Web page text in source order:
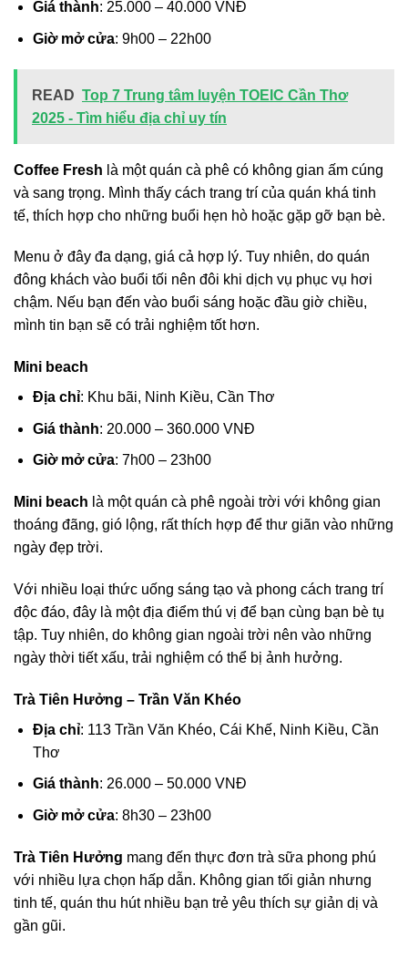
Giá thành: 25.000 – 40.000 VNĐ
Giờ mở cửa: 9h00 – 22h00
READ Top 7 Trung tâm luyện TOEIC Cần Thơ
2025 - Tìm hiểu địa chỉ uy tín
Coffee Fresh là một quán cà phê có không gian ấm cúng
và sang trọng. Mình thấy cách trang trí của quán khá tinh
tế, thích hợp cho những buổi hẹn hò hoặc gặp gỡ bạn bè.
Menu ở đây đa dạng, giá cả hợp lý. Tuy nhiên, do quán
đông khách vào buổi tối nên đôi khi dịch vụ phục vụ hơi
chậm. Nếu bạn đến vào buổi sáng hoặc đầu giờ chiều,
mình tin bạn sẽ có trải nghiệm tốt hơn.
Mini beach
Địa chỉ: Khu bãi, Ninh Kiều, Cần Thơ
Giá thành: 20.000 – 360.000 VNĐ
Giờ mở cửa: 7h00 – 23h00
Mini beach là một quán cà phê ngoài trời với không gian
thoáng đãng, gió lộng, rất thích hợp để thư giãn vào những
ngày đẹp trời.
Với nhiều loại thức uống sáng tạo và phong cách trang trí
độc đáo, đây là một địa điểm thú vị để bạn cùng bạn bè tụ
tập. Tuy nhiên, do không gian ngoài trời nên vào những
ngày thời tiết xấu, trải nghiệm có thể bị ảnh hưởng.
Trà Tiên Hưởng – Trần Văn Khéo
Địa chỉ: 113 Trần Văn Khéo, Cái Khế, Ninh Kiều, Cần
Thơ
Giá thành: 26.000 – 50.000 VNĐ
Giờ mở cửa: 8h30 – 23h00
Trà Tiên Hưởng mang đến thực đơn trà sữa phong phú
với nhiều lựa chọn hấp dẫn. Không gian tối giản nhưng
tinh tế, quán thu hút nhiều bạn trẻ yêu thích sự giản dị và
gần gũi.